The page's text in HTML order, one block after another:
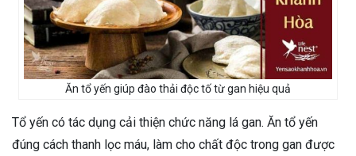
Ăn tổ yến giúp đào thải độc tố từ gan hiệu quả
Tổ yến có tác dụng cải thiện chức năng lá gan. Ăn tổ yến
đúng cách thanh lọc máu, làm cho chất độc trong gan được